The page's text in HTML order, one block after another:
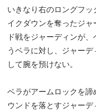
いきなり右のロングフ
イクダウンを奪ったジ
ド戦をジャーディンが
うベラに対し、ジャー
して腕を預けない。
ベラがアームロックを
ウンドを落とすジャーデ